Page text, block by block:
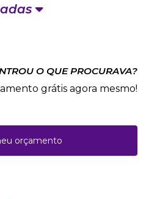
O QUE PROCURAVA?
grátis agora mesmo!
orçamento